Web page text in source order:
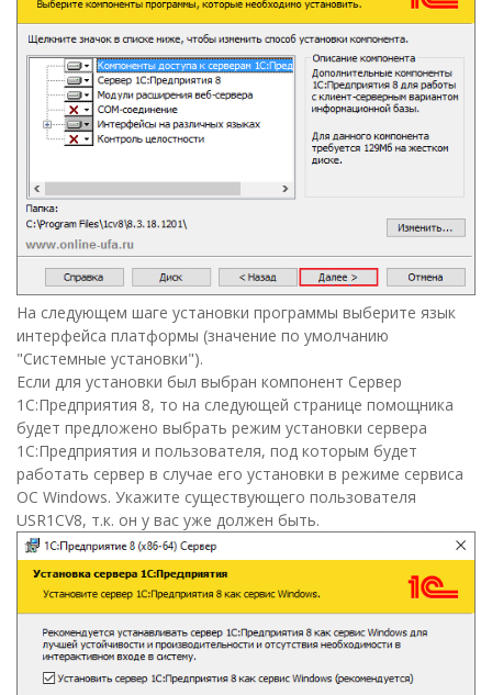
На следующем шаге установки программы выберите язык
интерфейса платформы (значение по умолчанию
"Системные установки").
Если для установки был выбран компонент Сервер
1С:Предприятия 8, то на следующей странице помощника
будет предложено выбрать режим установки сервера
1С:Предприятия и пользователя, под которым будет
работать сервер в случае его установки в режиме сервиса
ОС Windows. Укажите существующего пользователя
USR1CV8, т.к. он у вас уже должен быть.